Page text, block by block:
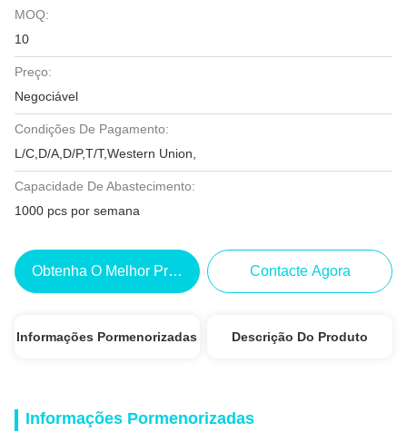
MOQ:
10
Preço:
Negociável
Condições De Pagamento:
L/C,D/A,D/P,T/T,Western Union,
Capacidade De Abastecimento:
1000 pcs por semana
Obtenha O Melhor Preço Contacte Agora
Informações Pormenorizadas Descrição Do Produto
Informações Pormenorizadas